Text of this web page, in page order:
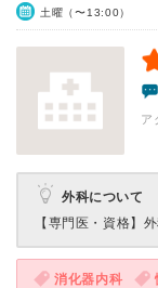
土曜（〜13:00）
ア
外科について
【専門医・資格】
消化器内科